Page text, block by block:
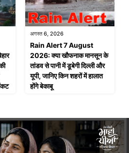
अगस्त 6, 2026
Rain Alert 7 August
2026: क्या खौफनाक मानसून के
तांडव से पानी में डूबेगी दिल्ली और
यूपी, जानिए किन शहरों में हालात
होंगे बेकाबू